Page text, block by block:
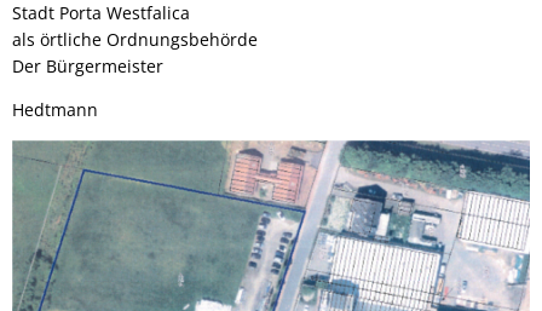
Stadt Porta Westfalica
als örtliche Ordnungsbehörde
Der Bürgermeister
Hedtmann